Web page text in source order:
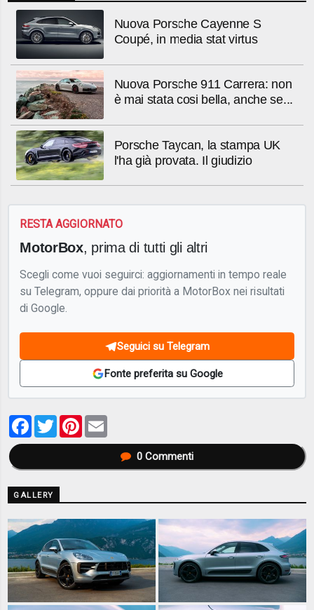
Nuova Porsche Cayenne S
Coupé, in media stat virtus
Nuova Porsche 911 Carrera: non
è mai stata cosi bella, anche se...
Porsche Taycan, la stampa UK
l'ha già provata. Il giudizio
RESTA AGGIORNATO
MotorBox, prima di tutti gli altri
Scegli come vuoi seguirci: aggiornamenti in tempo reale
su Telegram, oppure dai priorità a MotorBox nei risultati
di Google.
Seguici su Telegram
Fonte preferita su Google
Facebook
TwitterPinterest
0Commenti
GALLERY